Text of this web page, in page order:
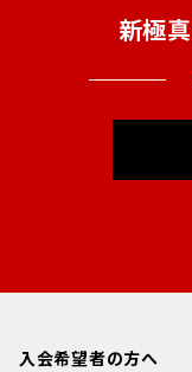
新極
入会希望者の方へ